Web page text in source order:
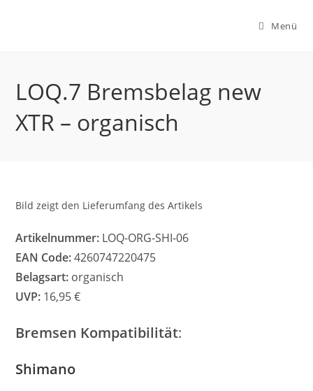
Menü
LOQ.7 Bremsbelag new
XTR – organisch
Bild zeigt den Lieferumfang des Artikels
Artikelnummer: LOQ-ORG-SHI-06
EAN Code:4260747220475
Belagsart: organisch
UVP: 16,95 €
Bremsen Kompatibilität:
Shimano